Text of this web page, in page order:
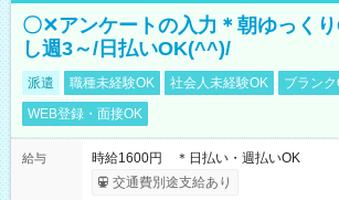
〇✕アンケートの入力＊朝ゆっく
し週3～/日払いOK(^^)/
派遣 職種未経験OK 社会人未経験OK
ブラン
WEB登録・面接OK
給与
時給1600円 ＊日払い・週払いOK
交通費別途支給あり